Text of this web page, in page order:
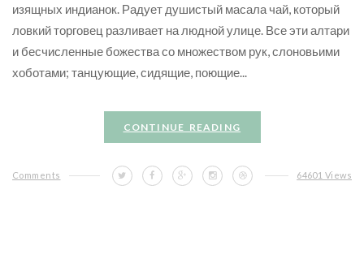
изящных индианок. Радует душистый масала чай, который
ловкий торговец разливает на людной улице. Все эти алтари
и бесчисленные божества со множеством рук, слоновьими
хоботами; танцующие, сидящие, поющие...
CONTINUE READING
Comments 64601 Views